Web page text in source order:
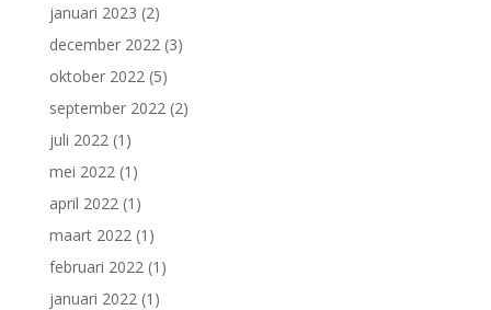
januari 2023 (2)
december 2022 (3)
oktober 2022 (5)
september 2022 (2)
juli 2022 (1)
mei 2022 (1)
april 2022 (1)
maart 2022 (1)
februari 2022 (1)
januari 2022 (1)